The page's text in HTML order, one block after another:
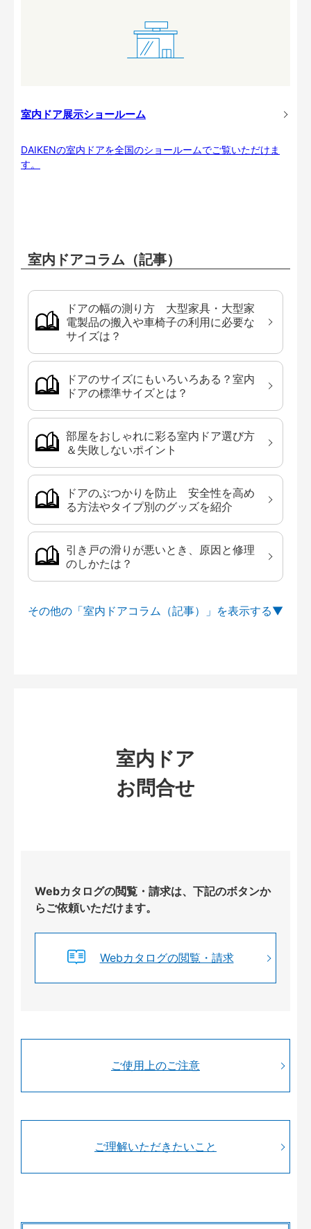
室内ドア展示ショールーム
DAIKENの室内ドアを全国のショールームでご覧いただけま
す。
室内ドアコラム（記事）
ドアの幅の測り方 大型家具・大型家
電製品の搬入や車椅子の利用に必要な
サイズは？
ドアのサイズにもいろいろある？室内
ドアの標準サイズとは？
部屋をおしゃれに彩る室内ドア選び方
＆失敗しないポイント
ドアのぶつかりを防止 安全性を高め
る方法やタイプ別のグッズを紹介
引き戸の滑りが悪いとき、原因と修理
のしかたは？
その他の「室内ドアコラム（記事）」を
室内ドア
お問合せ
Webカタログの閲覧・請求は、下記のボタンか
らご依頼いただけます。
Webカタログの閲覧・請求
ご使用上のご注意
ご理解いただきたいこと